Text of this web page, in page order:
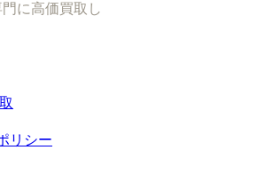
に高価買取し
リシー